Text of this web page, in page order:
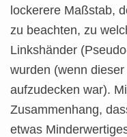
lockerere Maßstab,
zu beachten, zu
Linkshänder
wurden (wenn
aufzudecken war).
Zusammenhang,
etwas